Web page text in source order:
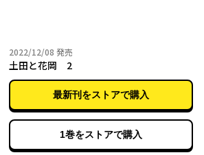
2022/12/08 2022年12月08日
発売
土田と花岡 2
最新刊をストアで購入
1巻をストアで購入